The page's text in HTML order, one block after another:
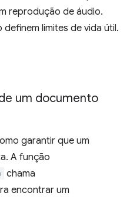
reprodução de áudio.
limites de vida útil.
um documento
garantir que um
A função
chama
encontrar um